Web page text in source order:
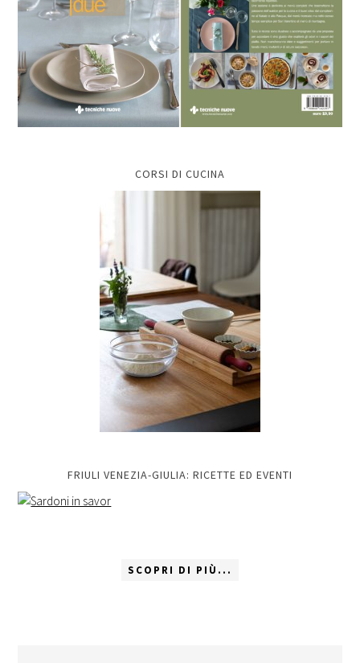
CORSI DI CUCINA
FRIULI VENEZIA-GIULIA: RICETTE ED EVENTI
SCOPRI DI PIÙ...